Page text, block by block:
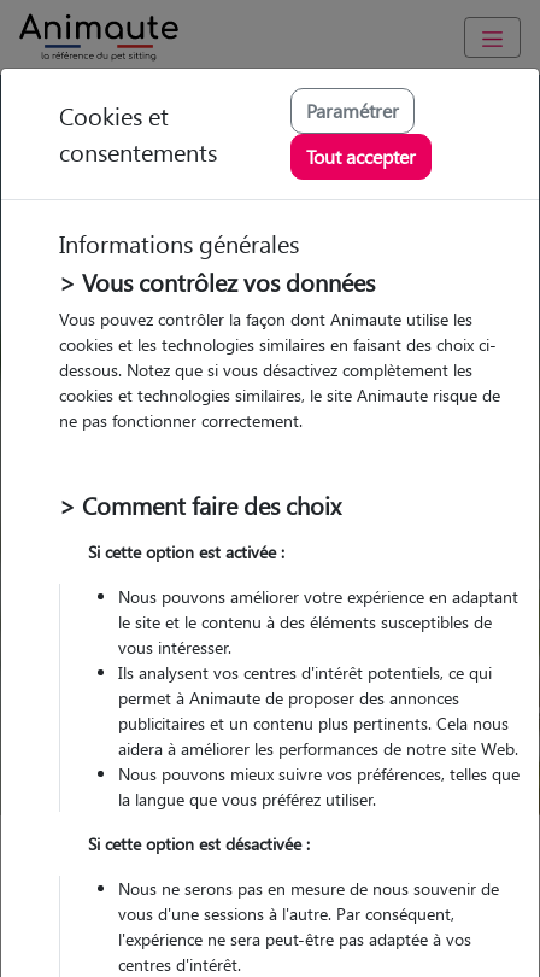
GARDE ANIMAUX à La Ferté Macé : Garde chien et chat en
famille ou à domicile, visites et promenades
Trouvez une garde animaux à
La Ferté Macé
Parmi nos 7 pet-sitters à La Ferté
Macé
Pour quel animal ?
Trouver mon Pet Sitter
La Ferté Macé
Cookies et
consentements
Paramétrer
Tout accepter
Informations générales
> Vous contrôlez vos données
Vous pouvez contrôler la façon dont Animaute utilise les
cookies et les technologies similaires en faisant des choix ci-
dessous. Notez que si vous désactivez complètement les
cookies et technologies similaires, le site Animaute risque de
ne pas fonctionner correctement.
> Comment faire des choix
Si cette option est activée :
Nous pouvons améliorer votre expérience en adaptant
le site et le contenu à des éléments susceptibles de
vous intéresser.
Ils analysent vos centres d'intérêt potentiels, ce qui
permet à Animaute de proposer des annonces
publicitaires et un contenu plus pertinents. Cela nous
aidera à améliorer les performances de notre site Web.
Nous pouvons mieux suivre vos préférences, telles que
la langue que vous préférez utiliser.
Si cette option est désactivée :
Nous ne serons pas en mesure de nous souvenir de
vous d'une sessions à l'autre. Par conséquent,
l'expérience ne sera peut-être pas adaptée à vos
centres d'intérêt.